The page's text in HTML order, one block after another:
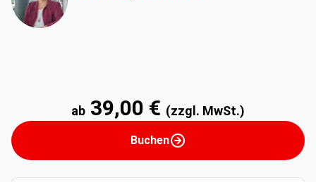
ab 39,00 € (zzgl. MwSt.)
Buchen